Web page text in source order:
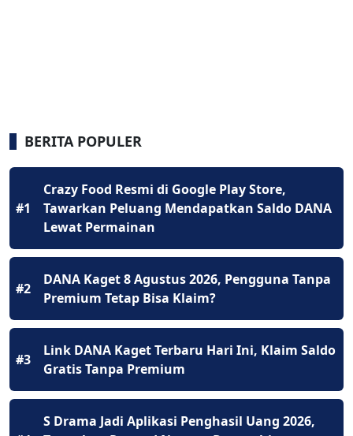
BERITA POPULER
#1
Crazy Food Resmi di Google Play Store,
Tawarkan Peluang Mendapatkan Saldo DANA
Lewat Permainan
#2
DANA Kaget 8 Agustus 2026, Pengguna Tanpa
Premium Tetap Bisa Klaim?
#3
Link DANA Kaget Terbaru Hari Ini, Klaim Saldo
Gratis Tanpa Premium
S Drama Jadi Aplikasi Penghasil Uang 2026,